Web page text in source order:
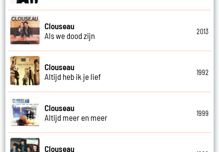
Clouseau
Als we dood zijn
2013
Clouseau
Altijd heb ik je lief
1992
Clouseau
Altijd meer en meer
1999
Clouseau